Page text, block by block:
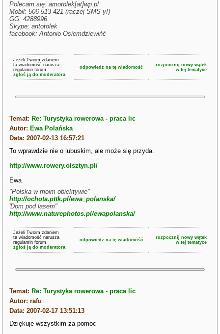
Polecam się: amotolek[at]wp.pl
Mobil: 506-513-421 (raczej SMS-y!)
GG: 4288996
Skype: antotolek
facebook: Antonio Osiemdziewińć
Jeżeli Twoim zdaniem
ta wiadomość narusza
regulamin forum
zgłoś ją do moderatora.
odpowiedz na tę wiadomość
rozpocznij nowy wątek
w tej tematyce
Temat: Re: Turystyka rowerowa - praca lic
Autor: Ewa Polańska
Data: 2007-02-13 16:57:21
To wprawdzie nie o lubuskim, ale może się przyda.
http://www.rowery.olsztyn.pl/
Ewa
"Polska w moim obiektywie"
http://ochota.pttk.pl/ewa_polanska/
'Dom pod lasem"
http://www.naturephotos.pl/ewapolanska/
Jeżeli Twoim zdaniem
ta wiadomość narusza
regulamin forum
zgłoś ją do moderatora.
odpowiedz na tę wiadomość
rozpocznij nowy wątek
w tej tematyce
Temat: Re: Turystyka rowerowa - praca lic
Autor: rafu
Data: 2007-02-17 13:51:13
Dziękuje wszystkim za pomoc